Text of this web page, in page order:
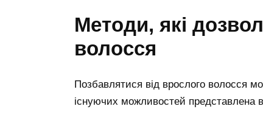
Методи, які
волосся
Позбавлятися від врослого волосся
існуючих можливостей представлена в